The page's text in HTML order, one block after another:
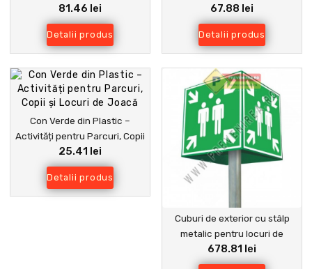
Reflectorizantă
81.46 lei
Detalii produs
Organizare Trafic
67.88 lei
Detalii produs
Con Verde din Plastic –
Activități pentru Parcuri, Copii
și Locuri de Joacă
25.41 lei
Detalii produs
Cuburi de exterior cu stâlp
metalic pentru locuri de
adunare în caz de urgență
678.81 lei